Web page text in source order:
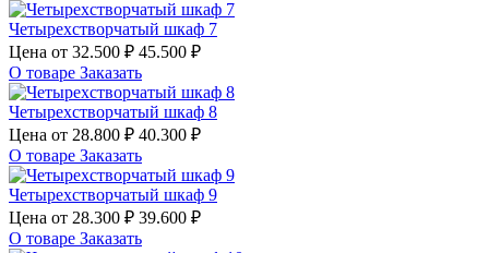
Четырехстворчатый шкаф 7
Цена от 32.500 ₽ 45.500 ₽
О товаре Заказать
Четырехстворчатый шкаф 8
Цена от 28.800 ₽ 40.300 ₽
О товаре Заказать
Четырехстворчатый шкаф 9
Цена от 28.300 ₽ 39.600 ₽
О товаре Заказать